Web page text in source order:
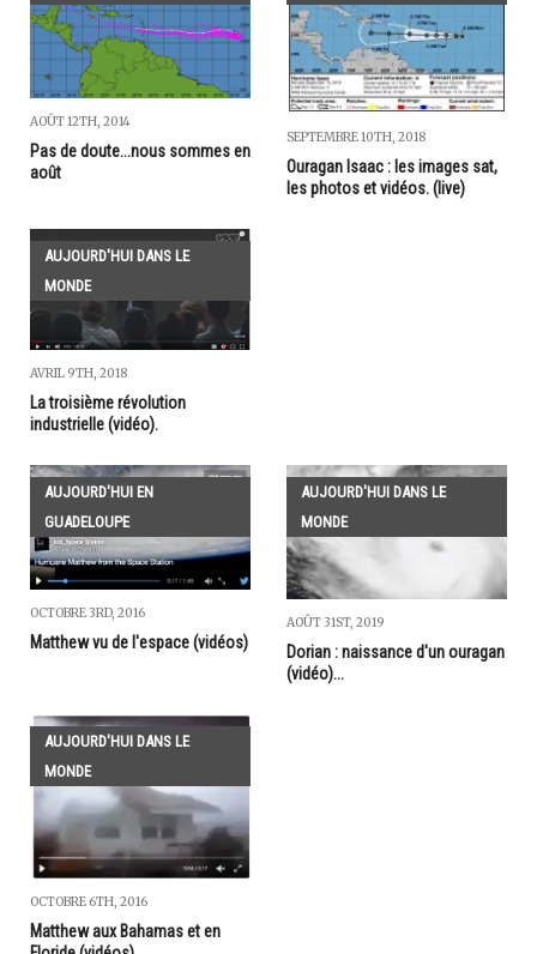
AOÛT 12TH, 2014
Pas de doute...nous sommes en
août
SEPTEMBRE 10TH, 2018
Ouragan Isaac : les images sat,
les photos et vidéos. (live)
AUJOURD'HUI DANS LE
MONDE
AVRIL 9TH, 2018
La troisième révolution
industrielle (vidéo).
AUJOURD'HUI EN
GUADELOUPE
OCTOBRE 3RD, 2016
Matthew vu de l'espace (vidéos)
AUJOURD'HUI DANS LE
MONDE
AOÛT 31ST, 2019
Dorian : naissance d'un ouragan
(vidéo)...
AUJOURD'HUI DANS LE
MONDE
OCTOBRE 6TH, 2016
Matthew aux Bahamas et en